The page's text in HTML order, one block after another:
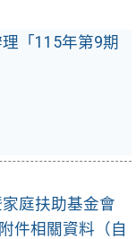
「115年第9期
庭扶助基金會
件相關資料（自